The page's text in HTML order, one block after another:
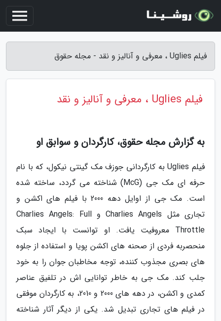
فیلم Uglies ، معرفی و آنالیز و نقد - مجله حقوق
فیلم Uglies ، معرفی و آنالیز و نقد
به گزارش مجله حقوق، کارگردان و سوابق او
فیلم Uglies به کارگردانی جوزف مک گینتی نیکول، که با نام
حرفه ای مک جی (McG) شناخته می گردد، ساخته شده
است. مک جی از اوایل دهه 2000 با فیلم های اکشن و
تجاری مثل Charlies Angels و Charlies Angels: Full
Throttle معروفیت یافت. او توانست با ایجاد سبک
منحصربه فردی از صحنه های اکشن پویا و استفاده از جلوه
های بصری مجذوب کننده، توجه مخاطبان جوان را به خود
جلب کند. مک جی به خاطر توانایی اش در تلفیق عناصر
کمدی و اکشن، در دهه های 2000 و 2010، به کارگردان موفقی
در فیلم های تجاری تبدیل شد. یکی از دیگر آثار شناخته